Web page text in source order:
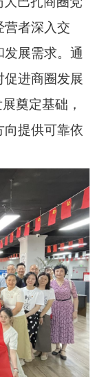
营者深入交
展需求。通
促进商圈发展
奠定基础，
向提供可靠依